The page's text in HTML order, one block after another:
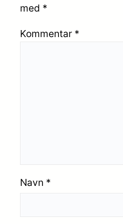
med *
Kommentar *
Navn *